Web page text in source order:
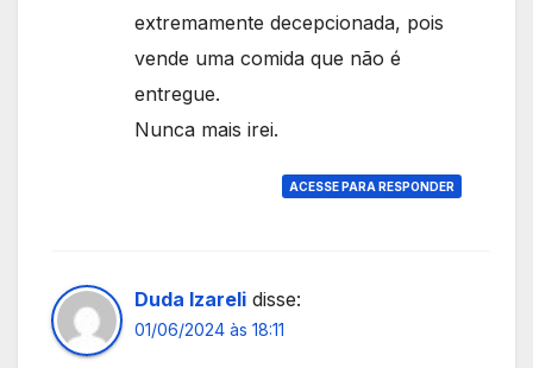
extremamente decepcionada, pois
vende uma comida que não é
entregue.
Nunca mais irei.
ACESSE PARA RESPONDER
Duda Izareli disse:
01/06/2024 às 18:11